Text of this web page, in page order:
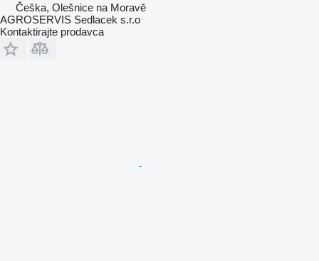
Češka, Olešnice na Moravě
AGROSERVIS Sedlacek s.r.o
Kontaktirajte prodavca